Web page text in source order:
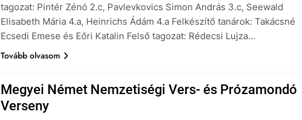
tagozat: Pintér Zénó 2.c, Pavlevkovics Simon András 3.c, Seewald
Elisabeth Mária 4.a, Heinrichs Ádám 4.a Felkészítő tanárok: Takácsné
Ecsedi Emese és Eőri Katalin Felső tagozat: Rédecsi Lujza…
Tovább olvasom
Megyei Német Nemzetiségi Vers- és Prózamondó
Verseny